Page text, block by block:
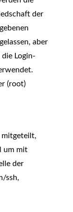
der
aber
Login-
(root)
um mit
der
ssh,